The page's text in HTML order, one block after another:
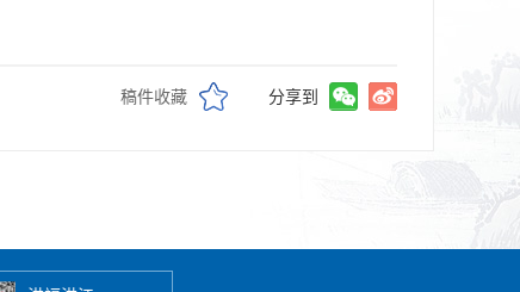
稿件收藏 分享到